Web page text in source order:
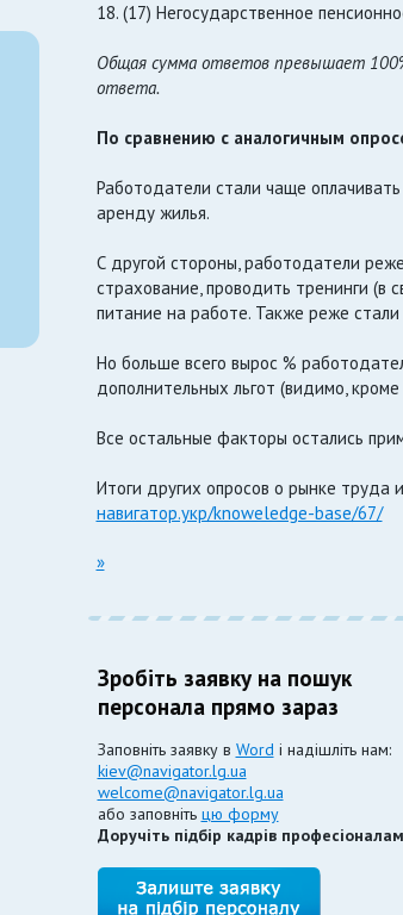
18. (17) Негосударственное
Общая сумма ответов превышает
ответа.
По сравнению с аналогичным
Работодатели стали чаще
аренду жилья.
С другой стороны, работодатели
страхование, проводить тренинги (в
питание на работе. Также реже
Но больше всего вырос %
дополнительных льгот (видимо,
Все остальные факторы остались
Итоги других опросов о рынке труда
навигатор.укр/knoweledge-base/67/
»
Зробіть заявку на пошук
персонала прямо зараз
Заповніть заявку в Word і надішліть нам:
kiev@navigator.lg.ua
welcome@navigator.lg.ua
або заповніть цю форму
Доручіть підбір кадрів